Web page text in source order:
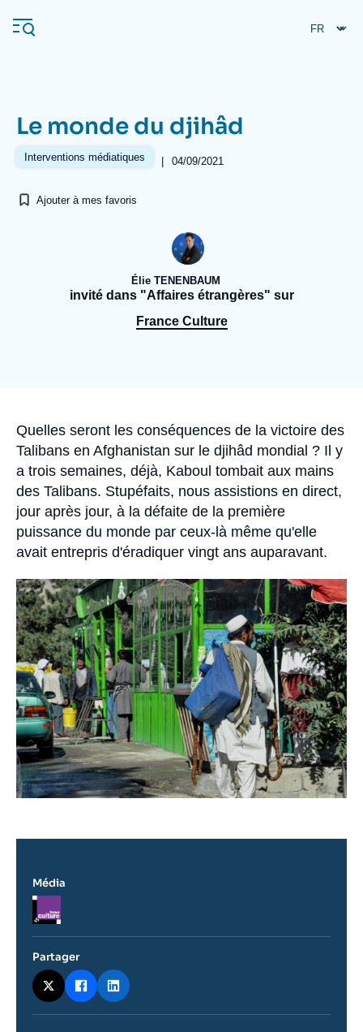
au
contenu
Navigation
principale
Événements
L'Ifri en bref
Recherches fréquentes
Proche-Orient
Le monde du djihâd
Interventions médiatiques | 04/09/2021
Ajouter à mes favoris
Élie TENENBAUM
invité dans "Affaires étrangères" sur
France Culture
Accroche
Quelles seront les conséquences de la victoire des
Talibans en Afghanistan sur le djihâd mondial ? Il y
a trois semaines, déjà, Kaboul tombait aux mains
des Talibans. Stupéfaits, nous assistions en direct,
jour après jour, à la défaite de la première
puissance du monde par ceux-là même qu'elle
avait entrepris d'éradiquer vingt ans auparavant.
Image
principale
médiatique
Média
Logo
Partager